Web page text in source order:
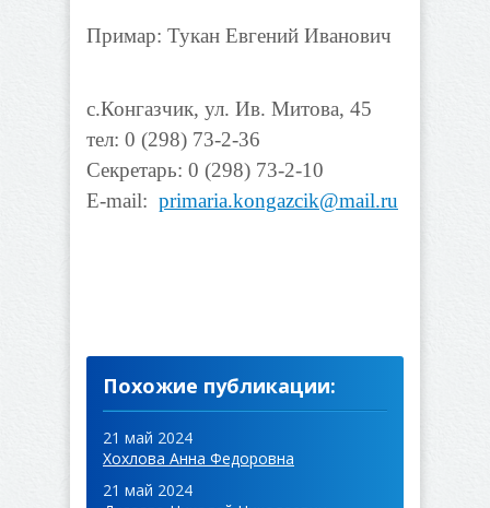
Примар: Тукан Евгений Иванович
с.Конгазчик, ул. Ив. Митова, 45
тел: 0 (298) 73-2-36
Секретарь: 0 (298) 73-2-10
E-mail: primaria.kongazcik@mail.ru
Похожие публикации:
21 май 2024
Хохлова Анна Федоровна
21 май 2024